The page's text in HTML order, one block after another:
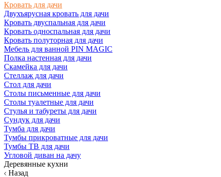
Кровать для дачи
Двухъярусная кровать для дачи
Кровать двуспальная для дачи
Кровать односпальная для дачи
Кровать полуторная для дачи
Мебель для ванной PIN MAGIC
Полка настенная для дачи
Скамейка для дачи
Стеллаж для дачи
Стол для дачи
Столы письменные для дачи
Столы туалетные для дачи
Стулья и табуреты для дачи
Сундук для дачи
Тумба для дачи
Тумбы прикроватные для дачи
Тумбы ТВ для дачи
Угловой диван на дачу
Деревянные кухни
Назад